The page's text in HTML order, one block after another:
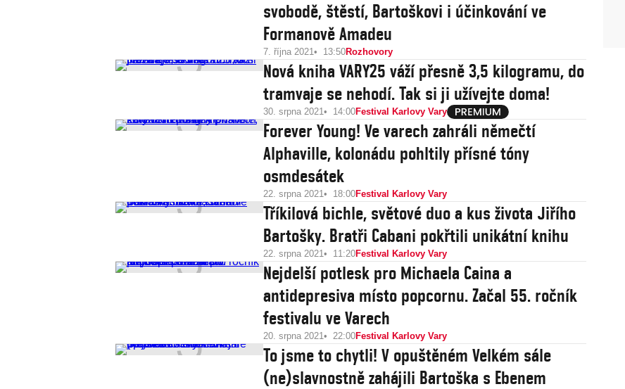
svobodě, štěstí, Bartoškovi i účinkování ve
Formanově Amadeu
7. října 2021 13:50Rozhovory
Nová kniha VARY25 váží přesně 3,5 kilogramu, do
tramvaje se nehodí. Tak si ji užívejte doma!
30. srpna 2021 14:00Festival Karlovy Vary
Forever Young! Ve varech zahráli němečtí
Alphaville, kolonádu pohltily přísné tóny
osmdesátek
22. srpna 2021 18:00Festival Karlovy Vary
Tříkilová bichle, světové duo a kus života Jiřího
Bartošky. Bratři Cabani pokřtili unikátní knihu
22. srpna 2021 11:20Festival Karlovy Vary
Nejdelší potlesk pro Michaela Caina a
antidepresiva místo popcornu. Začal 55. ročník
festivalu ve Varech
20. srpna 2021 22:00Festival Karlovy Vary
To jsme to chytli! V opuštěném Velkém sále
(ne)slavnostně zahájili Bartoška s Ebenem